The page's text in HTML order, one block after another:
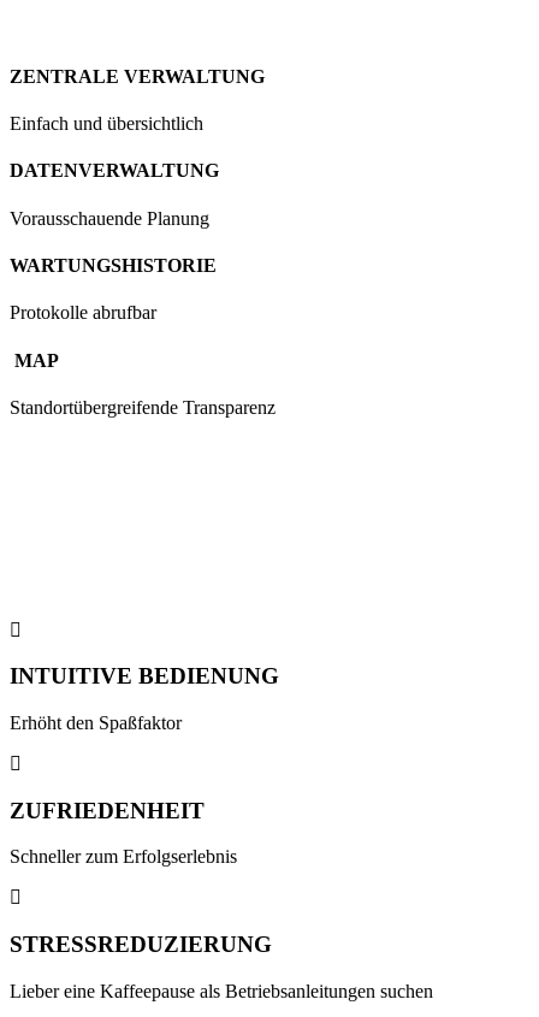
ZENTRALE VERWALTUNG
Einfach und übersichtlich
DATENVERWALTUNG
Vorausschauende Planung
WARTUNGSHISTORIE
Protokolle abrufbar
MAP
Standortübergreifende Transparenz
INTUITIVE BEDIENUNG
Erhöht den Spaßfaktor
ZUFRIEDENHEIT
Schneller zum Erfolgserlebnis
STRESSREDUZIERUNG
Lieber eine Kaffeepause als Betriebsanleitungen suchen